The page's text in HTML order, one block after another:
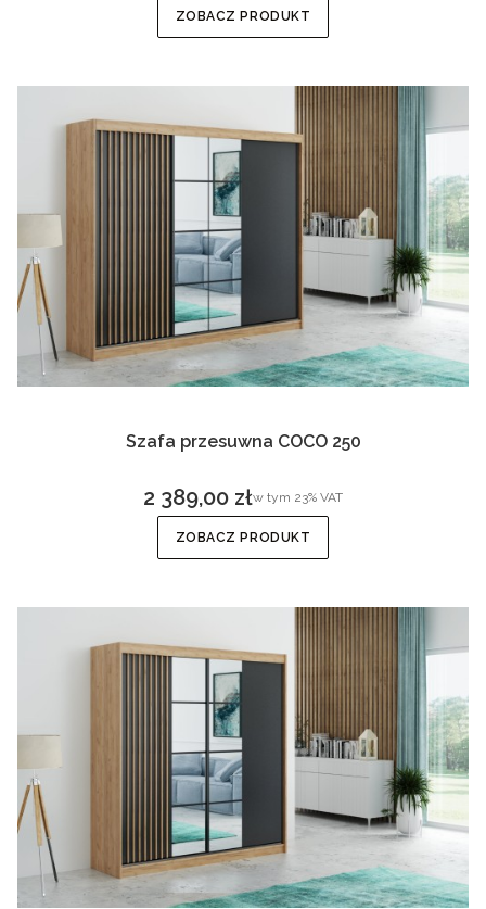
ZOBACZ PRODUKT
Szafa przesuwna COCO 250
Cena brutto
2 389,00 złw tym %s VAT
w tym 23% VAT
ZOBACZ PRODUKT